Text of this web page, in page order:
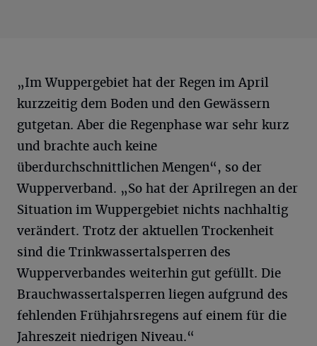
„Im Wuppergebiet hat der Regen im April
kurzzeitig dem Boden und den Gewässern
gutgetan. Aber die Regenphase war sehr kurz
und brachte auch keine
überdurchschnittlichen Mengen“, so der
Wupperverband. „So hat der Aprilregen an der
Situation im Wuppergebiet nichts nachhaltig
verändert. Trotz der aktuellen Trockenheit
sind die Trinkwassertalsperren des
Wupperverbandes weiterhin gut gefüllt. Die
Brauchwassertalsperren liegen aufgrund des
fehlenden Frühjahrsregens auf einem für die
Jahreszeit niedrigen Niveau.“